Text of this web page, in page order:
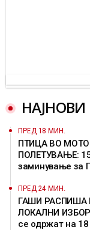
НАЈНОВИ
ПРЕД 18 МИН.
ПТИЦА ВО
ПОЛЕТУВАЊЕ:
заминување за
ПРЕД 24 МИН.
ГАШИ РАСПИША
ЛОКАЛНИ
се одржат на